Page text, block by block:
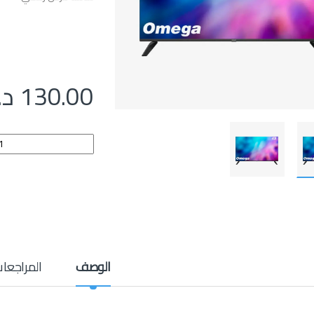
130.00
شاشة G-Guard 43 بوصة quantity
الوصف